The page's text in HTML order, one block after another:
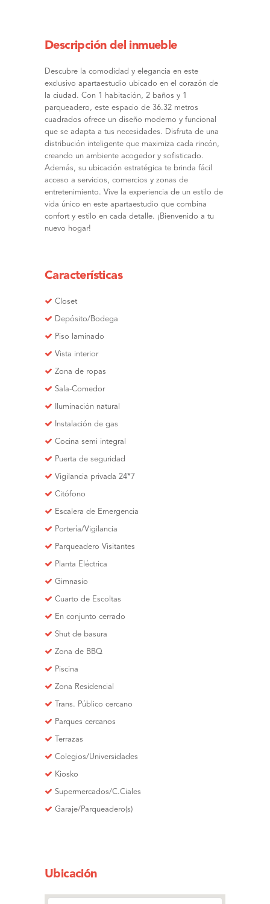
Descripción del inmueble
Descubre la comodidad y elegancia en este
exclusivo apartaestudio ubicado en el corazón de
la ciudad. Con 1 habitación, 2 baños y 1
parqueadero, este espacio de 36.32 metros
cuadrados ofrece un diseño moderno y funcional
que se adapta a tus necesidades. Disfruta de una
distribución inteligente que maximiza cada rincón,
creando un ambiente acogedor y sofisticado.
Además, su ubicación estratégica te brinda fácil
acceso a servicios, comercios y zonas de
entretenimiento. Vive la experiencia de un estilo de
vida único en este apartaestudio que combina
confort y estilo en cada detalle. ¡Bienvenido a tu
nuevo hogar!
Características
Closet
Depósito/Bodega
Piso laminado
Vista interior
Zona de ropas
Sala-Comedor
Iluminación natural
Instalación de gas
Cocina semi integral
Puerta de seguridad
Vigilancia privada 24*7
Citófono
Escalera de Emergencia
Portería/Vigilancia
Parqueadero Visitantes
Planta Eléctrica
Gimnasio
Cuarto de Escoltas
En conjunto cerrado
Shut de basura
Zona de BBQ
Piscina
Zona Residencial
Trans. Público cercano
Parques cercanos
Terrazas
Colegios/Universidades
Kiosko
Supermercados/C.Ciales
Garaje/Parqueadero(s)
Ubicación